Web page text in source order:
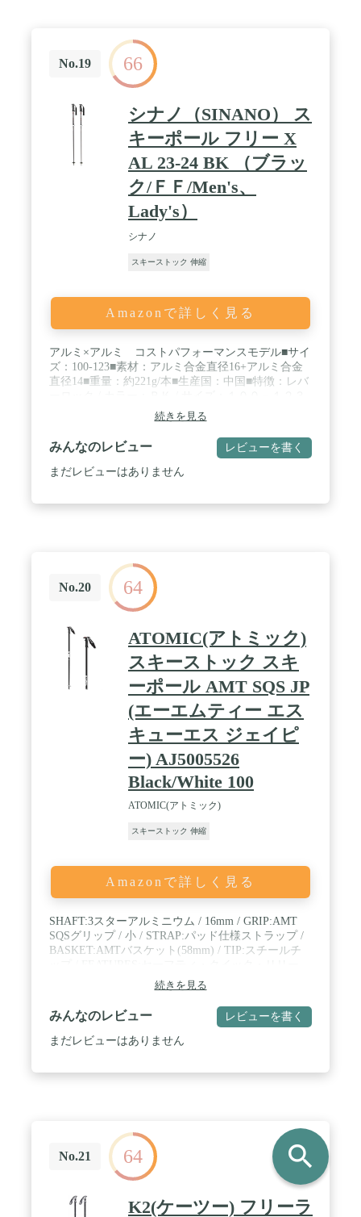
No.19 66
シナノ（SINANO） ス
キーポール フリー X
AL 23-24 BK （ブラッ
ク/ＦＦ/Men's、
Lady's）
シナノ
スキーストック 伸縮
Amazonで詳しく見る
アルミ×アルミ コストパフォーマンスモデル■サイ
ズ：100-123■素材：アルミ合金直径16+アルミ合金
直径14■重量：約221g/本■生産国：中国■特徴：レバ
続きを見る
みんなのレビュー レビューを書く
まだレビューはありません
No.20 64
ATOMIC(アトミック)
スキーストック スキ
ーポール AMT SQS JP
(エーエムティー エス
キューエス ジェイピ
ー) AJ5005526
Black/White 100
ATOMIC(アトミック)
スキーストック 伸縮
Amazonで詳しく見る
SHAFT:3スターアルミニウム / 16mm / GRIP:AMT
SQSグリップ / 小 / STRAP:パッド仕様ストラップ /
BASKET:AMTバスケット(58mm) / TIP:スチールチ
続きを見る
みんなのレビュー レビューを書く
まだレビューはありません
No.21 64
K2(ケーツー) フリーラ
search